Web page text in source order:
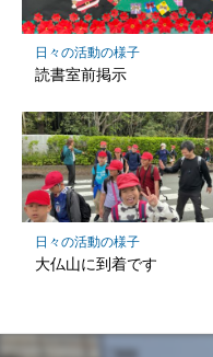
日々の活動の様子
読書室前掲示
日々の活動の様子
大仏山に到着です